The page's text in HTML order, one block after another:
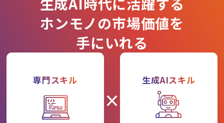
ホンモノの市場価値を
手にいれる
専門スキル
×
生成AIスキル